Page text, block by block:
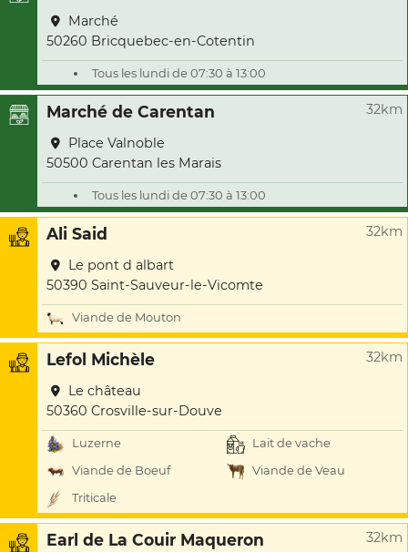
Marché
50260 Bricquebec-en-Cotentin
Tous les lundi de 07:30 à 13:00
Marché de Carentan 32km
Place Valnoble
50500 Carentan les Marais
Tous les lundi de 07:30 à 13:00
Ali Said 32km
Le pont d albart
50390 Saint-Sauveur-le-Vicomte
Viande de Mouton
Lefol Michèle 32km
Le château
50360 Crosville-sur-Douve
Luzerne
Lait de vache
Viande de Boeuf
Viande de Veau
Triticale
Earl de La Couir Maqueron 32km